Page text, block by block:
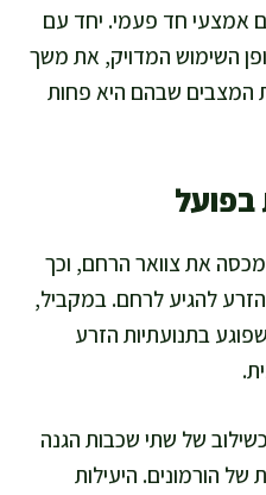
אמצעי חד פעמי. יחד עם
השימוש המדויק, את משך
המצבים שבהם היא פחות
בפועל
את צוואר הרחם, וכך
להגיע לרחם. במקביל,
בתנועתיות הזרע
של שתי שכבות הגנה
הורמונים. היעילות